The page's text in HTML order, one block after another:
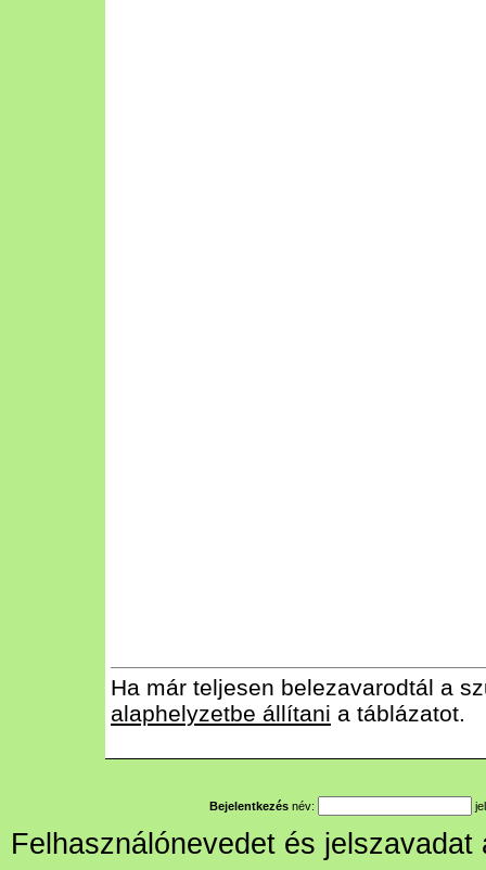
Ha már teljesen belezavarodtál a
alaphelyzetbe állítani a táblázatot.
Bejelentkezés név:
Felhasználónevedet és